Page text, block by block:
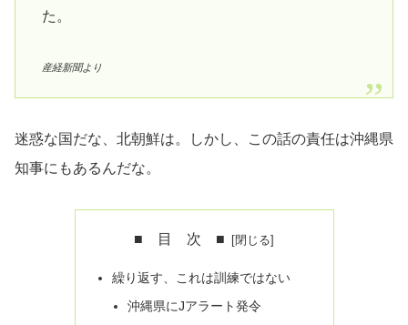
た。
産経新聞より
迷惑な国だな、北朝鮮は。しかし、この話の責任は沖縄県
知事にもあるんだな。
■ 目 次 ■
繰り返す、これは訓練ではない
沖縄県にJアラート発令